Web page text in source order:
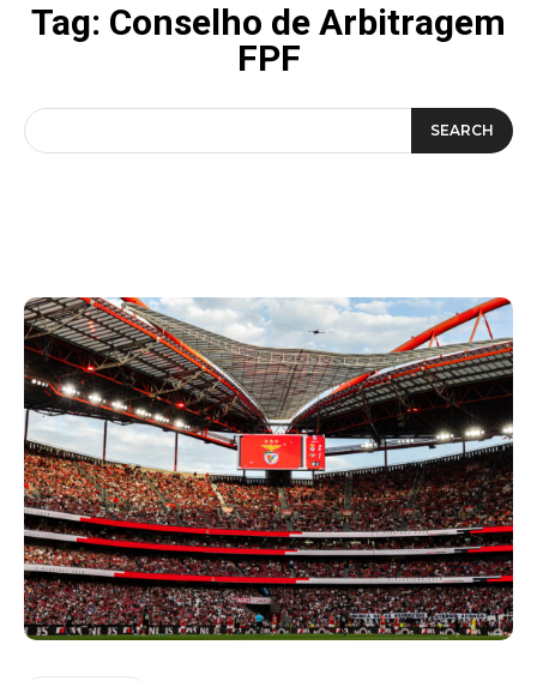
Tag: Conselho de Arbitragem
FPF
SEARCH